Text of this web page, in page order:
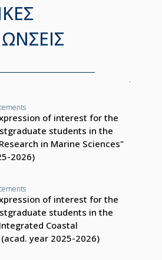
of interest for the
students in the
in Marine Sciences"
2026)
of interest for the
students in the
Coastal
year 2025-2026)